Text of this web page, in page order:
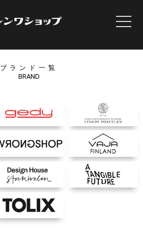
ブランド一覧
BRAND